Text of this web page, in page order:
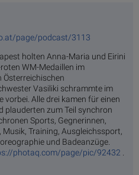
page/podcast/3113
holten Anna-Maria und Eirini
WM-Medaillen im
Vasiliki schrammte im
vorbei. Alle drei kamen für einen
plauderten zum Teil synchron
Sports, Gegnerinnen,
Training, Ausgleichssport,
und Badeanzüge.
photaq.com/page/pic/92432 .